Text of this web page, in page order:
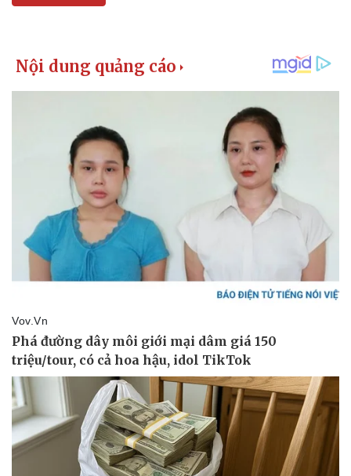
Bất động sản
Chứng khoán
Giá cà phê